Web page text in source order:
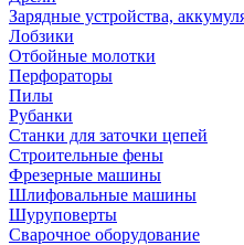
Зарядные устройства,
Лобзики
Отбойные молотки
Перфораторы
Пилы
Рубанки
Станки для заточки цепей
Строительные фены
Фрезерные машины
Шлифовальные машины
Шуруповерты
Сварочное оборудование